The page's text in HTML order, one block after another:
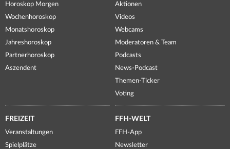
Horoskop Morgen
Wochenhoroskop
Monatshoroskop
Jahreshoroskop
Partnerhoroskop
Aszendent
Aktionen
Videos
Webcams
Moderatoren & Team
Podcasts
News-Podcast
Themen-Ticker
Voting
FREIZEIT
Veranstaltungen
Spielplätze
FFH-WELT
FFH-App
Newsletter